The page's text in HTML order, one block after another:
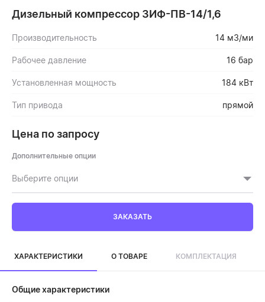
Дизельный компрессор ЗИФ-ПВ-14/1,6
Производительность 14 м3/ми
Рабочее давление 16 бар
Установленная мощность 184 кВт
Тип привода прямой
Цена по запросу
Дополнительные опции
Выберите опции
ЗАКАЗАТЬ
ХАРАКТЕРИСТИКИ О ТОВАРЕ КОМПЛЕКТАЦИЯ
Общие характеристики